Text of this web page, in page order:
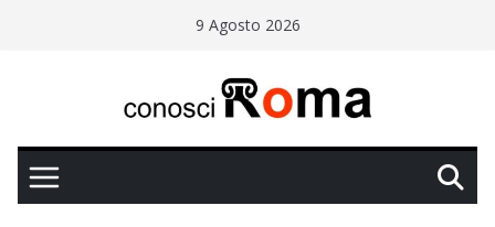
9 Agosto 2026